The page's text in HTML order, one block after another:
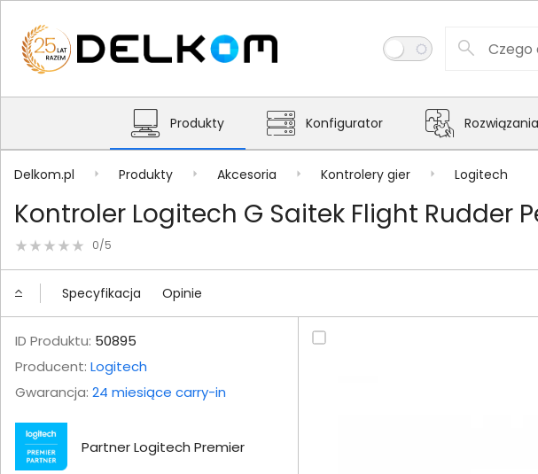
Produkty Konfigurator Rozwiązania
Delkom.pl Produkty Akcesoria Kontrolery gier Logitech
Kontroler Logitech G Saitek Flight Rudder
0/5
Specyfikacja Opinie
ID Produktu: 50895
Producent: Logitech
Gwarancja: 24 miesiące carry-in
Partner Logitech Premier